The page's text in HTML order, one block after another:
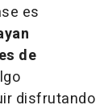
es
de
disfrutando